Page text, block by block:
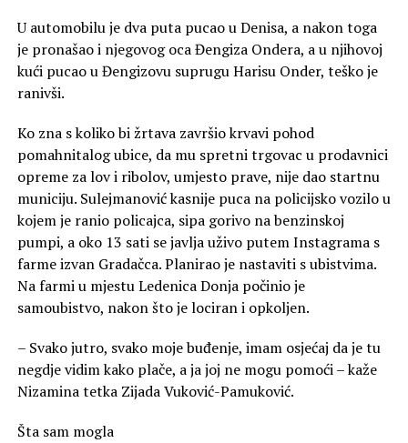
U automobilu je dva puta pucao u Denisa, a nakon toga
je pronašao i njegovog oca Đengiza Ondera, a u njihovoj
kući pucao u Đengizovu suprugu Harisu Onder, teško je
ranivši.
Ko zna s koliko bi žrtava završio krvavi pohod
pomahnitalog ubice, da mu spretni trgovac u prodavnici
opreme za lov i ribolov, umjesto prave, nije dao startnu
municiju. Sulejmanović kasnije puca na policijsko vozilo u
kojem je ranio policajca, sipa gorivo na benzinskoj
pumpi, a oko 13 sati se javlja uživo putem Instagrama s
farme izvan Gradačca. Planirao je nastaviti s ubistvima.
Na farmi u mjestu Ledenica Donja počinio je
samoubistvo, nakon što je lociran i opkoljen.
– Svako jutro, svako moje buđenje, imam osjećaj da je tu
negdje vidim kako plače, a ja joj ne mogu pomoći – kaže
Nizamina tetka Zijada Vuković-Pamuković.
Šta sam mogla